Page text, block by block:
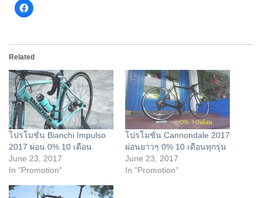
Click
to
(Opens
in
new
Related
โปรโมชั่น Bianchi Impulso
2017 ผ่อน 0% 10 เดือน
June 23, 2017
In "Promotion"
โปรโมชั่น Cannondale 2017
ผ่อนยาวๆ 0% 10 เดือนทุกรุ่น
June 23, 2017
In "Promotion"